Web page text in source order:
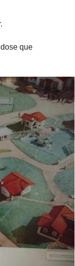
que